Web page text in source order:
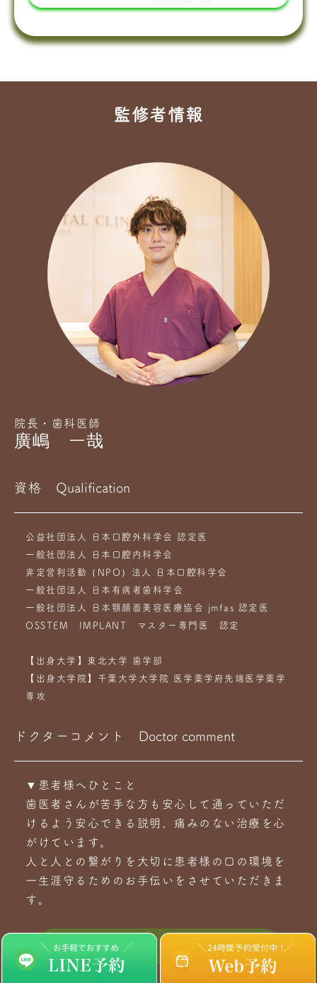
監修者情報
院長・歯科医師
廣嶋 一哉
資格 Qualification
公益社団法人 日本口腔外科学会 認定医
一般社団法人 日本口腔内科学会
非定営利活動（NPO）法人 日本口腔科学会
一般社団法人 日本有病者歯科学会
一般社団法人 日本顎顔面美容医療協会 jmfas 認定医
OSSTEM IMPLANT マスター専門医 認定
【出身大学】東北大学 歯学部
【出身大学院】千葉大学大学院 医学薬学府先端医学薬学
専攻
ドクターコメント Doctor comment
▼患者様へひとこと
歯医者さんが苦手な方も安心して通っていただ
けるよう安心できる説明、痛みのない治療を心
がけています。
人と人との繋がりを大切に患者様の口の環境を
一生涯守るためのお手伝いをさせていただきま
す。
理事長挨拶はこちらへ